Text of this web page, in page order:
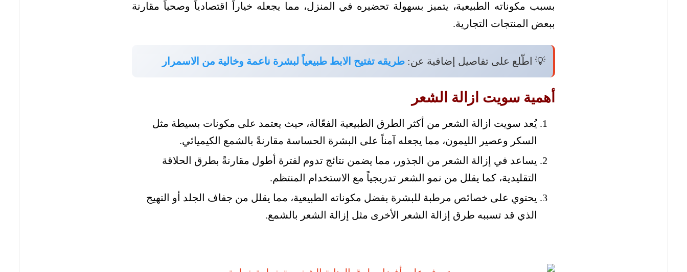
بسبب مكوناته الطبيعية، يتميز بسهولة تحضيره في المنزل، مما يجعله خياراً اقتصادياً وصحياً مقارنة
ببعض المنتجات التجارية.
💡 اطّلع على تفاصيل إضافية عن:طريقه تفتيح الابط طبيعياً لبشرة ناعمة وخالية من الاسمرار
أهمية سويت ازالة الشعر
يُعد سويت ازالة الشعر من أكثر الطرق الطبيعية الفعّالة، حيث يعتمد على مكونات بسيطة مثل
السكر وعصير الليمون، مما يجعله آمناً على البشرة الحساسة مقارنةً بالشمع الكيميائي.
يساعد في إزالة الشعر من الجذور، مما يضمن نتائج تدوم لفترة أطول مقارنةً بطرق الحلاقة
التقليدية، كما يقلل من نمو الشعر تدريجياً مع الاستخدام المنتظم.
يحتوي على خصائص مرطبة للبشرة بفضل مكوناته الطبيعية، مما يقلل من جفاف الجلد أو التهيج
الذي قد تسببه طرق إزالة الشعر الأخرى مثل إزالة الشعر بالشمع.